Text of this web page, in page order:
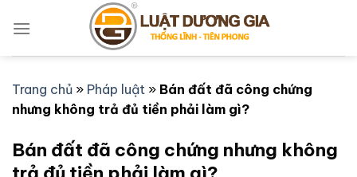
qua
Trang chủ » Pháp luật » Bán đất đã công chứng
nhưng không trả đủ tiền phải làm gì?
Bán đất đã công chứng nhưng không